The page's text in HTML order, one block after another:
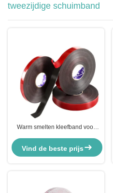
tweezijdige schuimband
Warm smelten kleefband voor
schuim afdichtband
Vind de beste prijs